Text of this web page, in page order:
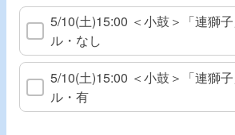
5/10(土)15:00 ＜小鼓＞「連獅
ル・なし
5/10(土)15:00 ＜小鼓＞「連獅
ル・有